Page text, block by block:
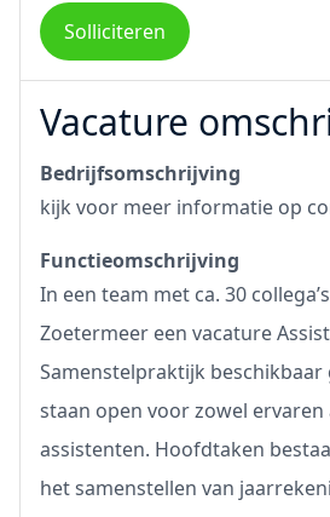
Solliciteren
Vacature
Bedrijfsomschrijving
kijk voor meer informatie op
Functieomschrijving
In een team met ca. 30
Zoetermeer een vacature
Samenstelpraktijk beschikbaar
staan open voor zowel
assistenten. Hoofdtaken
het samenstellen van